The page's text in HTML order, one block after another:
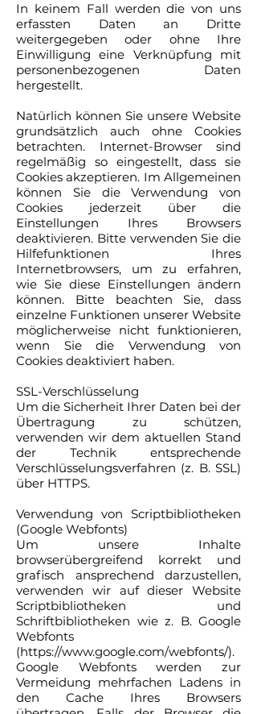
In keinem Fall werden die von uns
erfassten Daten an Dritte
weitergegeben oder ohne Ihre
Einwilligung eine Verknüpfung mit
personenbezogenen Daten
hergestellt.
Natürlich können Sie unsere Website
grundsätzlich auch ohne Cookies
betrachten. Internet-Browser sind
regelmäßig so eingestellt, dass sie
Cookies akzeptieren. Im Allgemeinen
können Sie die Verwendung von
Cookies jederzeit über die
Einstellungen Ihres Browsers
deaktivieren. Bitte verwenden Sie die
Hilfefunktionen Ihres
Internetbrowsers, um zu erfahren,
wie Sie diese Einstellungen ändern
können. Bitte beachten Sie, dass
einzelne Funktionen unserer Website
möglicherweise nicht funktionieren,
wenn Sie die Verwendung von
Cookies deaktiviert haben.
SSL-Verschlüsselung
Um die Sicherheit Ihrer Daten bei der
Übertragung zu schützen,
verwenden wir dem aktuellen Stand
der Technik entsprechende
Verschlüsselungsverfahren (z. B. SSL)
über HTTPS.
Verwendung von Scriptbibliotheken
(Google Webfonts)
Um unsere Inhalte
browserübergreifend korrekt und
grafisch ansprechend darzustellen,
verwenden wir auf dieser Website
Scriptbibliotheken und
Schriftbibliotheken wie z. B. Google
Webfonts
(https://www.google.com/webfonts/).
Google Webfonts werden zur
Vermeidung mehrfachen Ladens in
den Cache Ihres Browsers